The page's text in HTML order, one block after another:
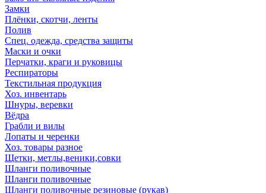
Замки
Плёнки, скотчи, ленты
Полив
Спец. одежда, средства защиты
Маски и очки
Перчатки, краги и руковицы
Респираторы
Текстильная продукция
Хоз. инвентарь
Шнуры, веревки
Вёдра
Грабли и вилы
Лопаты и черенки
Хоз. товары разное
Щетки, метлы,веники,совки
Шланги поливочные
Шланги поливочные
Шланги поливочные резиновые (рукав)